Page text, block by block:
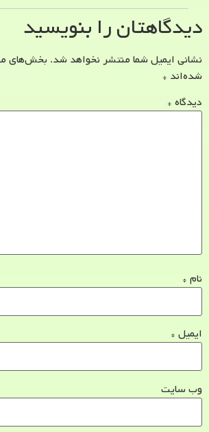
دیدگاهتان را بنویسید
نشانی ایمیل شما منتشر نخواهد شد. بخش‌های
شده‌اند *
دیدگاه *
نام *
ایمیل *
وب‌ سایت